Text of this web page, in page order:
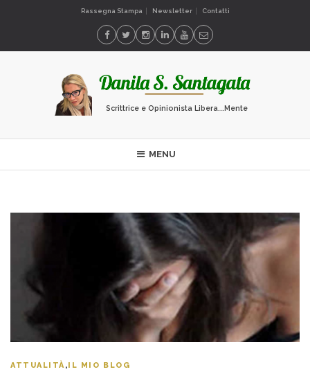
Rassegna Stampa Newsletter Contatti
Scrittrice e Opinionista Libera...Mente
MENU
ATTUALITÀ,IL MIO BLOG